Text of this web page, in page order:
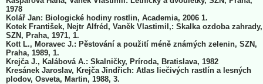
1978
Kolář Jan: Biologické hodiny rostlin, Academia, 2006 1.
Kotek František, Nejtr Alfréd, Vaněk Vlastimil,: Skalka ozdoba zahrady,
SZN, Praha, 1971, 1.
Kott L., Moravec J.: Pěstování a použití méně známých zelenin, SZN,
Praha, 1989, 1.
Krejča J., Kalábová A.: Skalničky, Príroda, Bratislava, 1982
Kresánek Jaroslav, Krejča Jindřich: Atlas liečivých rastlín a lesných
plodov, Osveta, Martin, 1988, 3.